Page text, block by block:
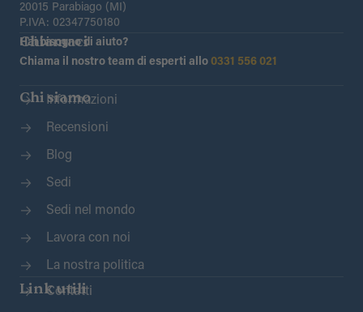
20015 Parabiago (MI)
P.IVA: 02347750180
Chiamaci
Hai bisogno di aiuto?
Chiama il nostro team di esperti allo 0331 556 021
Chi siamo
Informazioni
Recensioni
Blog
Sedi
Sedi nel mondo
Lavora con noi
La nostra politica
Link utili
Contatti